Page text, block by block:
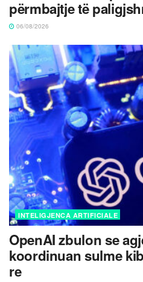
përmbajtje të
06/08/2026
INTELIGJENCA ARTIFICIALE
OpenAI zbulon se
koordinuan sulme
re